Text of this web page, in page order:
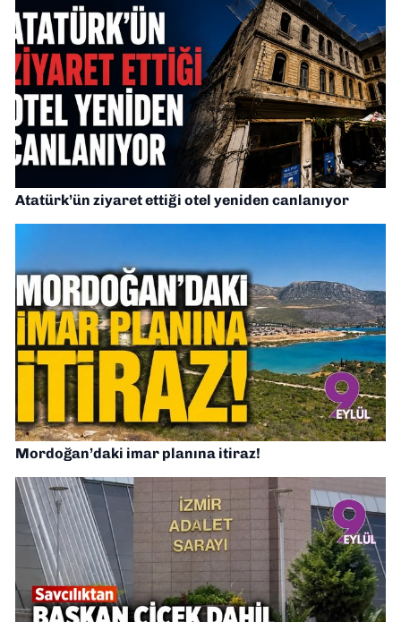
Atatürk’ün ziyaret ettiği otel yeniden canlanıyor
Mordoğan’daki imar planına itiraz!